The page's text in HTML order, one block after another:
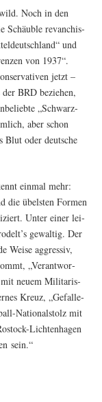
Noch in den
Schäub­le revan­chis­
und
von 1937“.
jetzt –
BRD bezie­hen,
„Schwarz-
aber schon
Blut oder deut­sche
ein­mal mehr:
die übels­ten For­men
Unter einer lei­
gewal­tig. Der
Wei­se aggres­siv,
„Ver­ant­wor­
mit neu­em Mili­ta­ris­
Kreuz, „Gefal­le­
Natio­nal­stolz mit
Lich­ten­ha­gen
sein.“